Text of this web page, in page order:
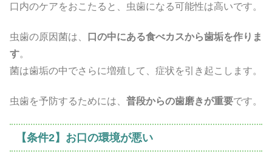
口内のケアをおこたると、虫歯になる可能性は高いです。
虫歯の原因菌は、
口の中にある食べカスから歯垢を作りま
す。
菌は歯垢の中でさらに増殖して、症状を引き起こします。
虫歯を予防するためには、 普段からの歯磨きが重要です。
【条件2】お口の環境が悪い